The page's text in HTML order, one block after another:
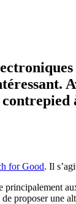
for Good. Il
proposer une